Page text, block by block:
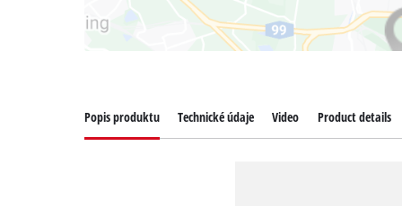
Popis produktu Technické údaje Video Product details